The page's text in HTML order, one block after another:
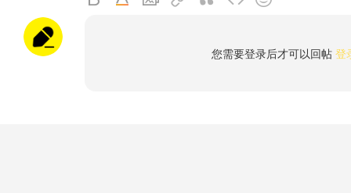
您需要登录后才可以回帖 登